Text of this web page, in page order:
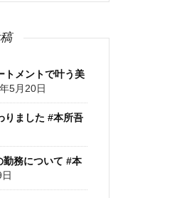
トメントで叶う美
5月20日
りました #本所吾
務について #本